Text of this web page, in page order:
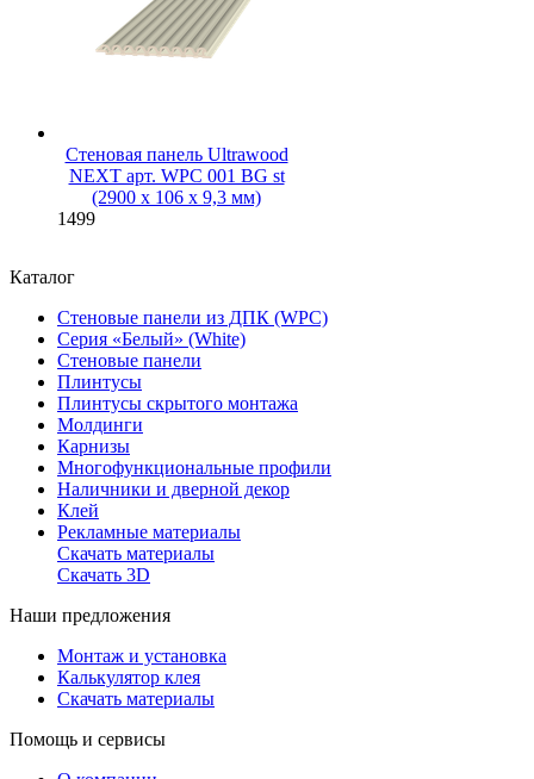
Стеновая панель Ultrawood
NEXT арт. WPC 001 BG st
(2900 х 106 х 9,3 мм)
1499
Каталог
Стеновые панели из ДПК (WPC)
Серия «Белый» (White)
Стеновые панели
Плинтусы
Плинтусы скрытого монтажа
Молдинги
Карнизы
Многофункциональные профили
Наличники и дверной декор
Клей
Рекламные материалы
Скачать материалы
Скачать 3D
Наши предложения
Монтаж и установка
Калькулятор клея
Скачать материалы
Помощь и сервисы